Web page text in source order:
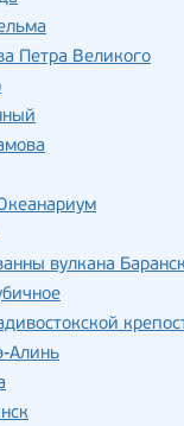
Петра Великого
вулкана
Алинь